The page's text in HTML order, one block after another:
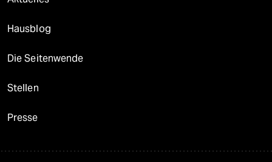
Hausblog
Die Seitenwende
Stellen
Presse